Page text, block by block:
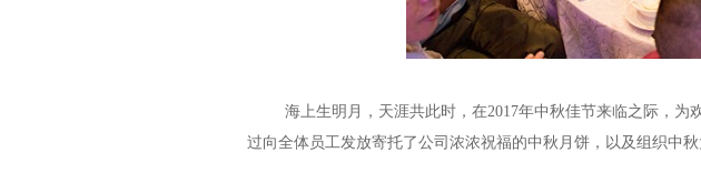
海上生明月，天涯共此时，在2017年中秋佳节来临之际，
过向全体员工发放寄托了公司浓浓祝福的中秋月饼，以及组织中